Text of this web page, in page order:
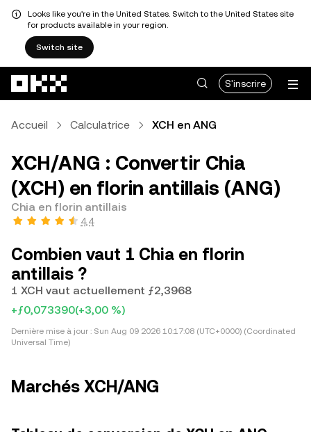
Looks like you're in the United States. Switch to the United States site
for products available in your region.
Switch site
S'inscrire
Accueil Calculatrice XCH en ANG
XCH/ANG : Convertir Chia
(XCH) en florin antillais (ANG)
Chia en florin antillais
4,4
Combien vaut 1 Chia en florin
antillais ?
1 XCH vaut actuellement ƒ2,3968
+ƒ0,073390(+3,00 %)
Dernière mise à jour : Sun Aug 09 2026 10:17:08 (UTC+0000) (Coordinated
Universal Time)
Marchés XCH/ANG